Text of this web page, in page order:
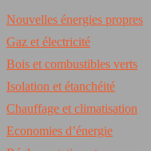
Nouvelles énergies propres
Gaz et électricité
Bois et combustibles verts
Isolation et étanchéité
Chauffage et climatisation
Economies d’énergie